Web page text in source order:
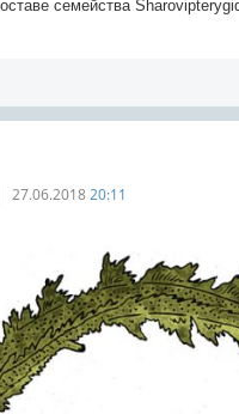
семейства
27.06.2018 20:11